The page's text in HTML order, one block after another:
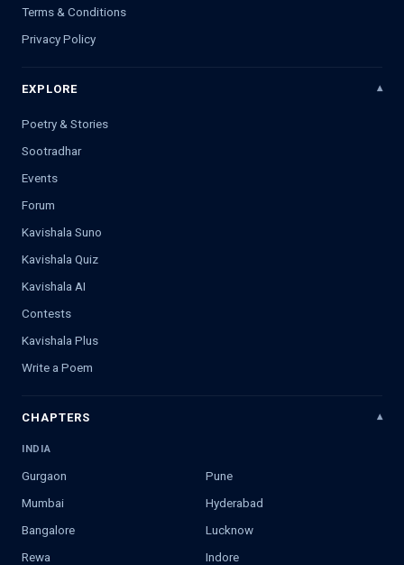
Terms & Conditions
Privacy Policy
EXPLORE
Poetry & Stories
Sootradhar
Events
Forum
Kavishala Suno
Kavishala Quiz
Kavishala AI
Contests
Kavishala Plus
Write a Poem
CHAPTERS
INDIA
Gurgaon
Pune
Mumbai
Hyderabad
Bangalore
Lucknow
Rewa
Indore